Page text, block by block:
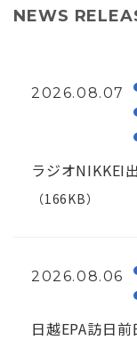
NEWS
2026.08.07
ラジオNIKKEI
（166KB）
2026.08.06
日越EPA訪日